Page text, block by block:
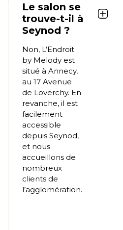
Le salon se
trouve-t-il à
Seynod ?
Non, L’Endroit
by Melody est
situé à Annecy,
au 17 Avenue
de Loverchy. En
revanche, il est
facilement
accessible
depuis Seynod,
et nous
accueillons de
nombreux
clients de
l’agglomération.